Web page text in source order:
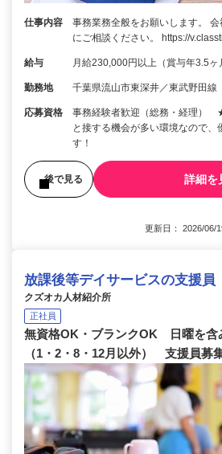
仕事内容
事務業務全般をお願いします。
にご相談ください。 https://
給与 月給230,000円以上（賞与年3.5ヶ
勤務地 千葉県流山市東深井／東武野田線
応募資格
事務経験者歓迎（総務・経理）
と接する機会が多い環境なので、
す！
後で見る 詳細を
更新日： 2026/
放課後等デイサービスの支援員
クズオカ人材紹介所
正社員
無資格OK・ブランクOK 日曜を含
（1・2・8・12月以外） 支援員募